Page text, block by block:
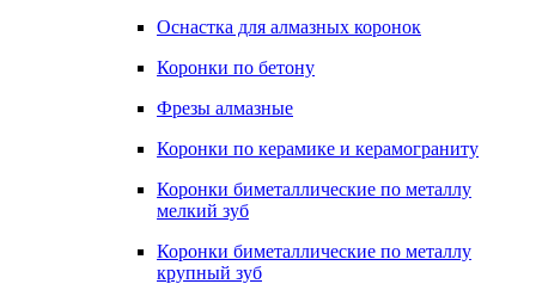
Оснастка для алмазных коронок
Коронки по бетону
Фрезы алмазные
Коронки по керамике и керамограниту
Коронки биметаллические по металлу
мелкий зуб
Коронки биметаллические по металлу
крупный зуб